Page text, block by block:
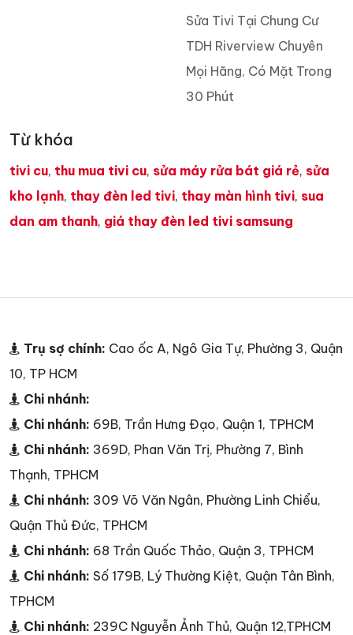
Sửa Tivi Tại Chung Cư
TDH Riverview Chuyên
Mọi Hãng, Có Mặt Trong
30 Phút
Từ khóa
tivi cu, thu mua tivi cu, sửa máy rửa bát giá rẻ, sửa
kho lạnh, thay đèn led tivi, thay màn hình tivi, sua
dan am thanh, giá thay đèn led tivi samsung
Trụ sợ chính: Cao ốc A, Ngô Gia Tự, Phường 3, Quận
10, TP HCM
Chi nhánh:
Chi nhánh: 69B, Trần Hưng Đạo, Quận 1, TPHCM
Chi nhánh: 369D, Phan Văn Trị, Phường 7, Bình
Thạnh, TPHCM
Chi nhánh: 309 Võ Văn Ngân, Phường Linh Chiểu,
Quận Thủ Đức, TPHCM
Chi nhánh: 68 Trần Quốc Thảo, Quận 3, TPHCM
Chi nhánh: Số 179B, Lý Thường Kiệt, Quận Tân Bình,
TPHCM
Chi nhánh: 239C Nguyễn Ảnh Thủ, Quận 12,TPHCM